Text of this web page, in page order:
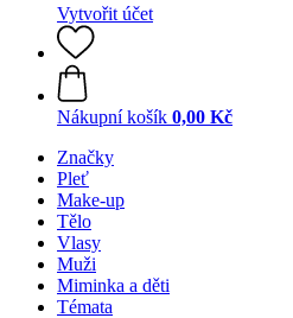
Vytvořit účet
Nákupní košík 0,00 Kč
Značky
Pleť
Make-up
Tělo
Vlasy
Muži
Miminka a děti
Témata